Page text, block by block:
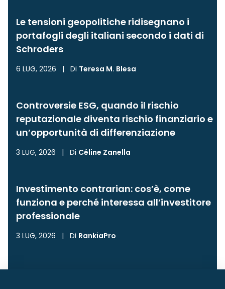
Le tensioni geopolitiche ridisegnano i
portafogli degli italiani secondo i dati di
Schroders
6 LUG, 2026 | Di Teresa M. Blesa
Controversie ESG, quando il rischio
reputazionale diventa rischio finanziario e
un’opportunità di differenziazione
3 LUG, 2026 | Di Céline Zanella
Investimento contrarian: cos’è, come
funziona e perché interessa all’investitore
professionale
3 LUG, 2026 | Di RankiaPro